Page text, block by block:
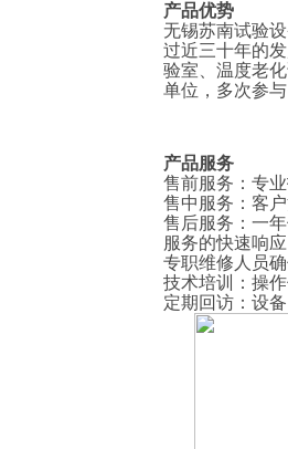
产品优势
无锡苏南试验
过近三十年的
验室、温度老
单位，多次参
产品服务
售前服务 ： 专
售中服务 ： 客
售后服务 ： 一
服务的快速响应
专职维修人员
技术培训
： 操
定期回访 ： 设